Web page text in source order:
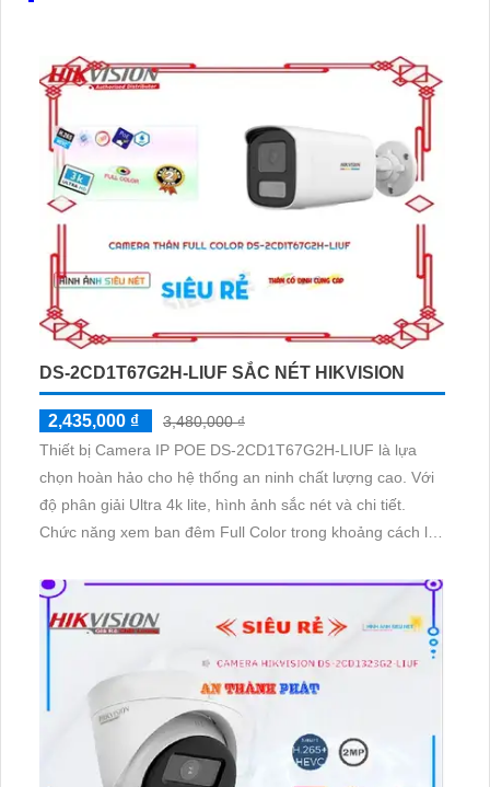
DS-2CD1T67G2H-LIUF SẮC NÉT HIKVISION
2,435,000 ₫
3,480,000 ₫
Thiết bị Camera IP POE DS-2CD1T67G2H-LIUF là lựa
chọn hoàn hảo cho hệ thống an ninh chất lượng cao. Với
độ phân giải Ultra 4k lite, hình ảnh sắc nét và chi tiết.
Chức năng xem ban đêm Full Color trong khoảng cách lên
được trang bị công nghệ IP POE tiên tiến, đảm bảo không
giảm chất lượng dù sử dụng lâu dài